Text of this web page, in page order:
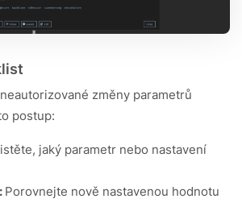
změny parametrů
postup:
jaký parametr nebo nastavení
Porovnejte nově nastavenou hodnotu